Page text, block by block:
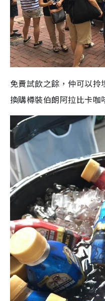
免費試飲之餘，仲可以
換購樽裝伯朗阿拉比卡咖